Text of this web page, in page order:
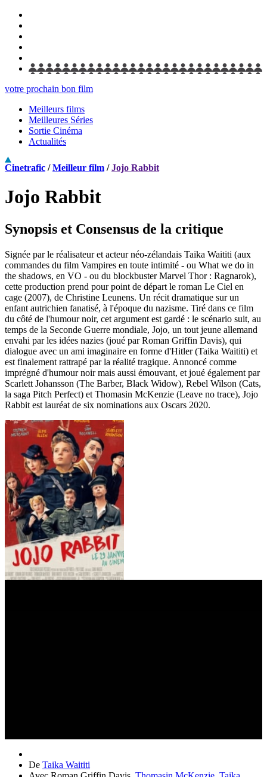
votre prochain bon film
Meilleurs films
Meilleures Séries
Sortie Cinéma
Actualités
Cinetrafic /Meilleur film /Jojo Rabbit
Jojo Rabbit
Synopsis et Consensus de la critique
Signée par le réalisateur et acteur néo-zélandais Taika Waititi (aux
commandes du film Vampires en toute intimité - ou What we do in
the shadows, en VO - ou du blockbuster Marvel Thor : Ragnarok),
cette production prend pour point de départ le roman Le Ciel en
cage (2007), de Christine Leunens. Un récit dramatique sur un
enfant autrichien fanatisé, à l'époque du nazisme. Tiré dans ce film
du côté de l'humour noir, cet argument est gardé : le scénario suit, au
temps de la Seconde Guerre mondiale, Jojo, un tout jeune allemand
envahi par les idées nazies (joué par Roman Griffin Davis), qui
dialogue avec un ami imaginaire en forme d'Hitler (Taika Waititi) et
est finalement rattrapé par la réalité tragique. Annoncé comme
imprégné d'humour noir mais aussi émouvant, et joué également par
Scarlett Johansson (The Barber, Black Widow), Rebel Wilson (Cats,
la saga Pitch Perfect) et Thomasin McKenzie (Leave no trace), Jojo
Rabbit est lauréat de six nominations aux Oscars 2020.
De Taika Waititi